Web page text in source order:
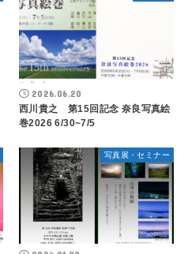
2026.06.20
西川貴之 第15回記念 奈良写真絵
巻2026 6/30~7/5
写真展・セミナー